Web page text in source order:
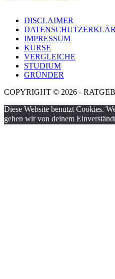
DISCLAIMER
IMPRESSUM
KURSE
VERGLEICHE
STUDIUM
GRÜNDER
COPYRIGHT © 2026 -
Diese Website benutzt Cookies.
gehen wir von deinem